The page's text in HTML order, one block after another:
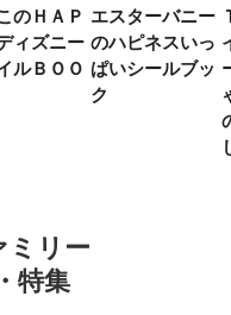
のＨＡＰ
ィズニー
ルＢＯＯ
エスターバニー
のハピネスいっ
ぱいシールブッ
ク
ミリー
特集